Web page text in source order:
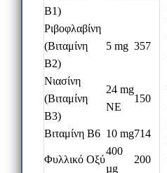
B1)
Ριβοφλαβίνη
(Βιταμίνη
B2)
5 mg 357
Νιασίνη
(Βιταμίνη
B3)
24 mg
NE
150
Βιταμίνη B6 10 mg714
Φυλλικό Οξύ
400
µg
200